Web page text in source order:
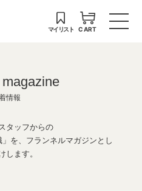
マイリスト CART
magazine
情報
タッフからの
を、フランネルマガジンとし
します。